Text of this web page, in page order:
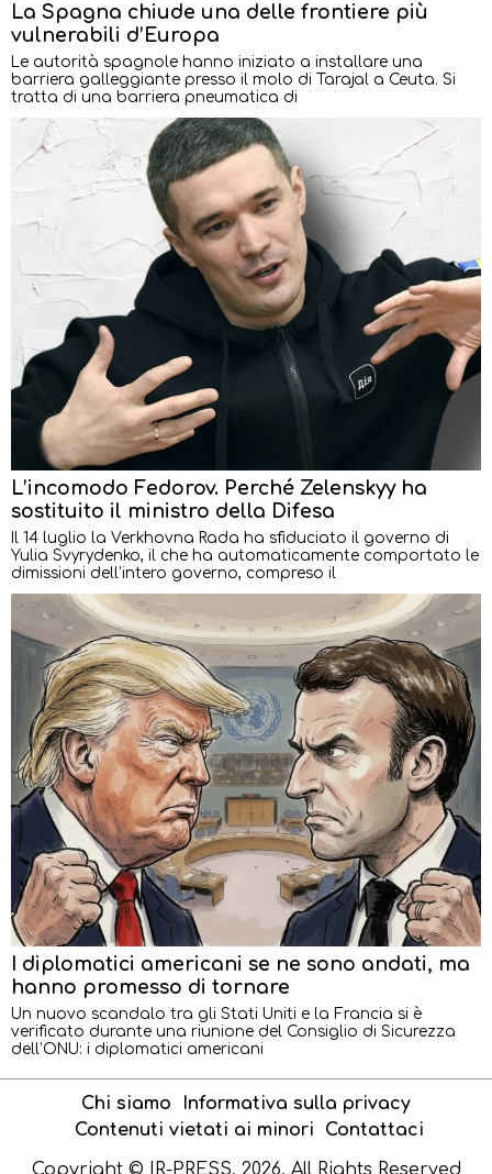
La Spagna chiude una delle frontiere più
vulnerabili d’Europa
Le autorità spagnole hanno iniziato a installare una
barriera galleggiante presso il molo di Tarajal a Ceuta. Si
tratta di una barriera pneumatica di
L’incomodo Fedorov. Perché Zelenskyy ha
sostituito il ministro della Difesa
Il 14 luglio la Verkhovna Rada ha sfiduciato il governo di
Yulia Svyrydenko, il che ha automaticamente comportato le
dimissioni dell’intero governo, compreso il
I diplomatici americani se ne sono andati, ma
hanno promesso di tornare
Un nuovo scandalo tra gli Stati Uniti e la Francia si è
verificato durante una riunione del Consiglio di Sicurezza
dell’ONU: i diplomatici americani
Chi siamo
Informativa sulla privacy
Contenuti vietati ai minori
Contattaci
Copyright © IR-PRESS. 2026. All Rights Reserved